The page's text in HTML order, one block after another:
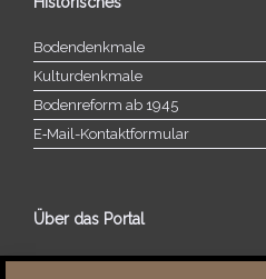
Bodendenkmale
Kulturdenkmale
Bodenreform ab 1945
E‑Mail-​​Kontaktformular
Über das Portal
Über dieses Portal